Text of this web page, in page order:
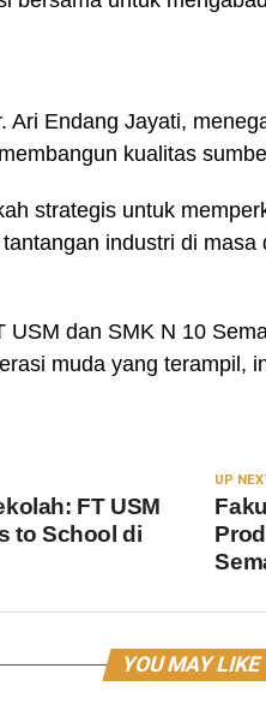
Ari Endang Jayati,
kualitas
strategis untuk
industri di masa
USM dan SMK N 10
muda yang terampil,
UP
FT USM
to School di
YOU MAY LIKE